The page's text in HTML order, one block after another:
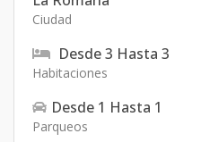
Ciudad
Desde3 Hasta 3
Habitaciones
Desde 1 Hasta 1
Parqueos